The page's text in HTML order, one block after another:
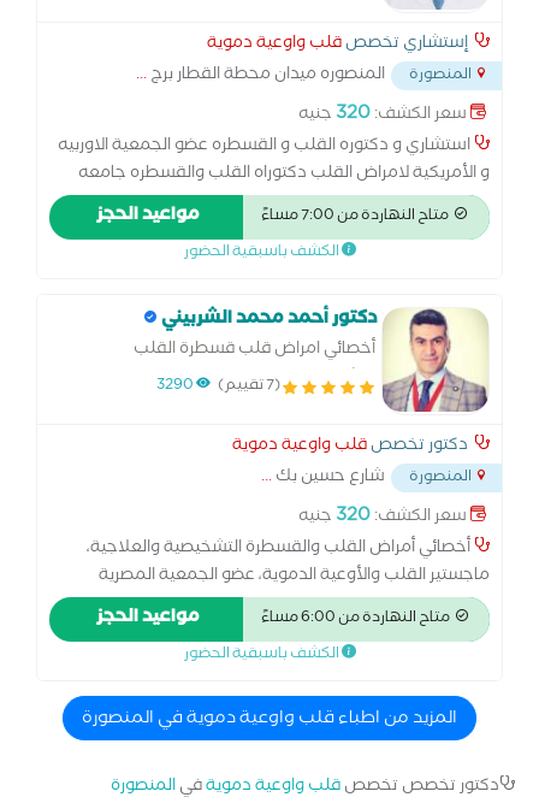
إستشاري تخصصقلب واوعية دموية
المنصورة المنصوره ميدان محطة القطار برج...
سعر الكشف:320 جنيه
استشاري و دكتوره القلب و القسطره عضو الجمعية الاوربيه
و الأمريكية لامراض القلب دكتوراه القلب والقسطره جامعه
المنصوره قسطره القلب التشخيصيه والعلاجيه ً وتركيب
منظمات القلب الصناعيه و علاج امراض القلب والضغط والسكر
متاح النهاردة من 7:00 مساءً مواعيد الحجز
الكشف باسبقية الحضور
دكتور أحمد محمد الشربيني
أخصائي امراض قلب قسطرة القلب
التشخيصية والعلاجية.
(7 تقييم) 3290
دكتور تخصصقلب واوعية دموية
المنصورة شارع حسين بك...
سعر الكشف:320 جنيه
أخصائي أمراض القلب والقسطرة التشخيصية والعلاجية،
ماجستير القلب والأوعية الدموية، عضو الجمعية المصرية
لأمراض القلب، عضو الجمعية الأوربية لأمراض القلب، أخصائي
أمراض القلب والقسطرة التشخيصية والعلاجية، الكشف برسم
متاح النهاردة من 6:00 مساءً مواعيد الحجز
الكشف باسبقية الحضور
المزيد من اطباء قلب واوعية دموية في المنصورة
دكتور تخصص تخصصقلب واوعية دمويةفيالمنصورة